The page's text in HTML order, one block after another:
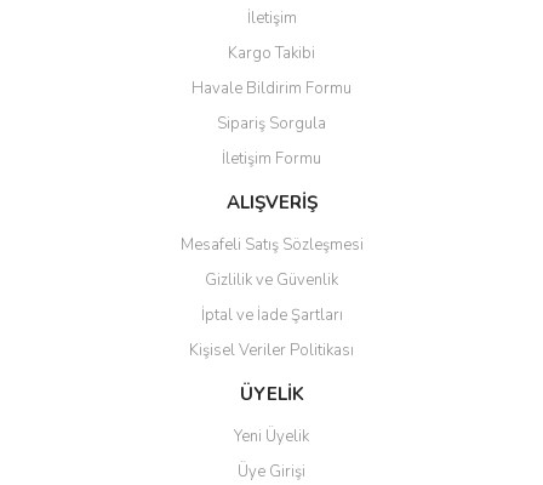
Ürün resmi kalitesiz, bozuk veya görüntülenemiyor.
Ürün açıklamasında eksik bilgiler bulunuyor.
Ürün bilgilerinde hatalar bulunuyor.
Ürün fiyatı diğer sitelerden daha pahalı.
Bu ürüne benzer farklı alternatifler olmalı.
Gönder
İletişim
Kargo Takibi
Havale Bildirim Formu
Sipariş Sorgula
İletişim Formu
ALIŞVERİŞ
Mesafeli Satış Sözleşmesi
Gizlilik ve Güvenlik
İptal ve İade Şartları
Kişisel Veriler Politikası
ÜYELİK
Yeni Üyelik
Üye Girişi